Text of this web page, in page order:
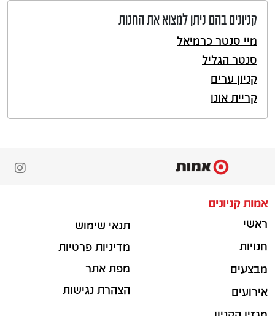
קניונים בהם ניתן למצוא את החנות
מיי סנטר כרמיאל
סנטר הגליל
קניון ערים
קריית אונו
אמות קניונים
ראשי
חנויות
מבצעים
אירועים
תנאי שימוש
מדיניות פרטיות
מפת אתר
הצהרת נגישות